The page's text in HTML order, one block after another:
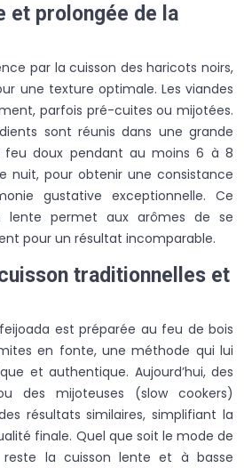
et prolongée de la
par la cuisson des haricots noirs,
une texture optimale. Les viandes
parfois pré-cuites ou mijotées.
sont réunis dans une grande
doux pendant au moins 6 à 8
nuit, pour obtenir une consistance
gustative exceptionnelle. Ce
lente permet aux arômes de se
pour un résultat incomparable.
traditionnelles et
est préparée au feu de bois
en fonte, une méthode qui lui
et authentique. Aujourd’hui, des
des mijoteuses (slow cookers)
résultats similaires, simplifiant la
finale. Quel que soit le mode de
la cuisson lente et à basse